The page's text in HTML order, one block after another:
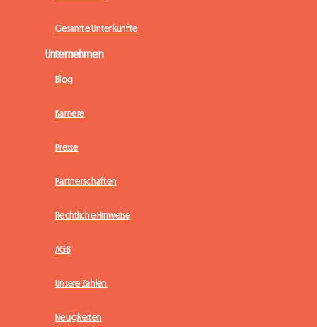
Gesamte Unterkünfte
Unternehmen
Blog
Karriere
Presse
Partnerschaften
Rechtliche Hinweise
AGB
Unsere Zahlen
Neuigkeiten